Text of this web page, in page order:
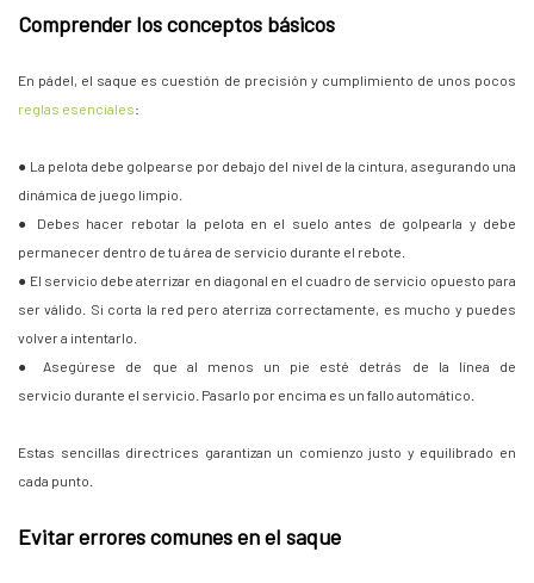
Comprender los conceptos básicos
En pádel, el saque es cuestión de precisión y cumplimiento de unos pocos
reglas esenciales:
● La pelota debe golpearse por debajo del nivel de la cintura, asegurando una
dinámica de juego limpio.
● Debes hacer rebotar la pelota en el suelo antes de golpearla y debe
permanecer dentro de tu área de servicio durante el rebote.
● El servicio debe aterrizar en diagonal en el cuadro de servicio opuesto para
ser válido. Si corta la red pero aterriza correctamente, es mucho y puedes
volver a intentarlo.
● Asegúrese de que al menos un pie esté detrás de la línea de
servicio durante el servicio. Pasarlo por encima es un fallo automático.
Estas sencillas directrices garantizan un comienzo justo y equilibrado en
cada punto.
Evitar errores comunes en el saque